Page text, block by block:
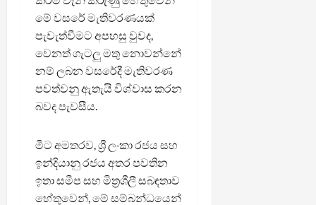
මේ වසරේ මැතිවරණයක්
පැවැත්වීමට අපහසු වුවද,
වෙනත් ගැටලු මතු නොවන්නේ
නම් ලබන වසරේදී මැතිවරණ
පවත්වනු ඇතැයි විශ්වාස කරන
බවද පැවසීය.
මීට අමතරව, ශ්‍රී ලංකා රජය සහ
ඉන්දියානු රජය අතර පවතින
ඉතා සමීප සහ මිත්‍රශීලී සබඳතාව
හේතුවෙන්, මේ සම්බන්ධයෙන්